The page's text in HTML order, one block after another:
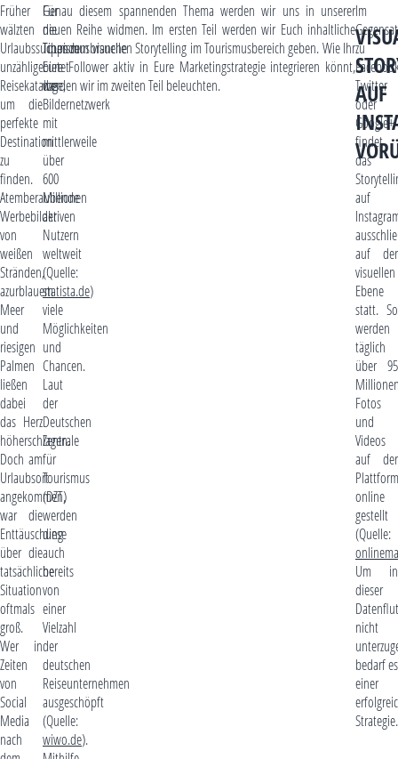
Früher
wälzten
Urlaubssuchende
unzählige
Reisekataloge,
um die
perfekte
Destination
zu
finden.
Atemberaubende
Werbebilder
von
weißen
Stränden,
azurblauem
Meer
und
riesigen
Palmen
ließen
dabei
das Herz
höherschlagen.
Doch am
Urlaubsort
angekommen,
war die
Enttäuschung
über die
tatsächliche
Situation
oftmals
groß.
Wer in
Zeiten
von
Social
Media
nach
Für
die
Tourismusbranche
bietet
das
Bildernetzwerk
mit
mittlerweile
über
600
Millionen
aktiven
Nutzern
weltweit
(Quelle:
statista.de)
viele
Möglichkeiten
und
Chancen.
Laut
der
Deutschen
Zentrale
für
Tourismus
(DZT)
werden
diese
auch
bereits
von
einer
Vielzahl
der
deutschen
Reiseunternehmen
ausgeschöpft
(Quelle:
wiwo.de).
Genau diesem spannenden Thema werden wir uns in unserer
neuen Reihe widmen. Im ersten Teil werden wir Euch inhaltliche
Tipps zum visuellen Storytelling im Tourismusbereich geben. Wie Ihr
Eure Follower aktiv in Eure Marketingstrategie integrieren könnt,
werden wir im zweiten Teil beleuchten.
AUF
Im
zu
Twitter
oder
Google+
findet
das
auf
auf der
visuellen
Ebene
statt. So
werden
täglich
über 95
Fotos
und
Videos
auf der
Plattform
online
gestellt
(Quelle:
Um in
dieser
Datenflut
nicht
bedarf es
einer
Strategie.